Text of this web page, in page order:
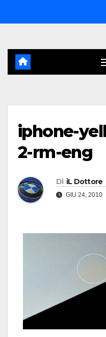
al
iphone-
2-rm-eng
Di iL Dottore
GIU 24, 2010